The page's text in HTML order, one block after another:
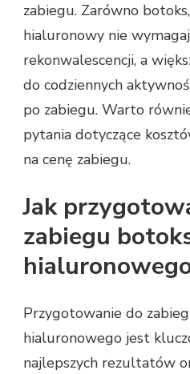
zabiegu. Zarówno
hialuronowy nie
rekonwalescencji, a
do codziennych
po zabiegu. Warto
pytania dotyczące
na cenę zabiegu.
Jak
zabiegu
Przygotowanie do
hialuronowego jest
najlepszych rezultatów